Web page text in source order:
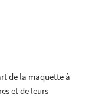
de la maquette à
et de leurs